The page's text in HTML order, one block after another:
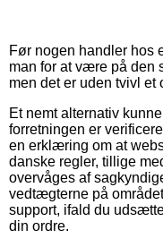
Før nogen handler hos
man for at være på den
men det er uden tvivl et
Et nemt alternativ
forretningen er
en erklæring om at
danske regler, tillige
overvåges af
vedtægterne på
support, ifald du
din ordre.